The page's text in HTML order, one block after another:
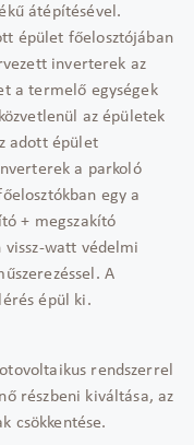
átépítésével.
épület főelosztójában
inverterek az
a termelő egységek
az épületek
adott épület
a parkoló
egy a
+ megszakító
vissz-watt védelmi
A
épül ki.
rendszerrel
részbeni kiváltása, az
csökkentése.